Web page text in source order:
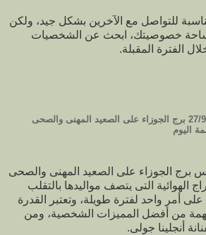
للتواصل مع الآخرين بشكل جيد، ولكن
خصوصيتك، ابحث عن الشخصيات
الفترة المقبلة.
حظك اليوم الخميس 27/9/2018 برج الجوزاء على الصعيد المهنى والصحى
اليوم
برج الجوزاء على الصعيد المهنى والصحى
الهوائية التى يتصف مواليدها بالتقلب
أمر واحد لفترة طويلة، وتعتبر القدرة
من أفضل المميزات الشخصية، ومن
أنجلينا جولى.